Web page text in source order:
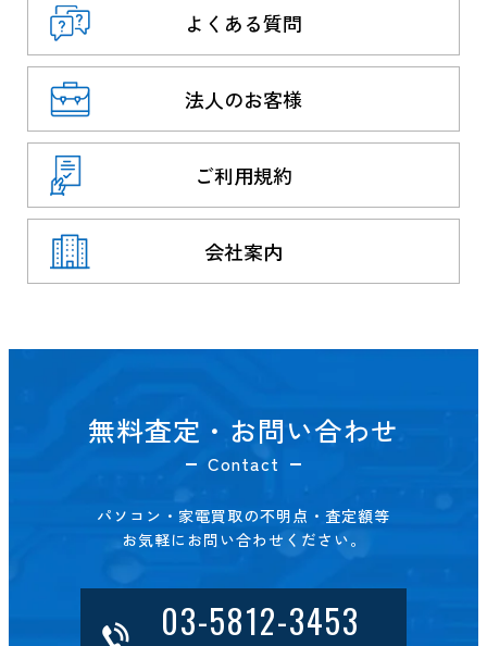
よくある質問
法人のお客様
ご利用規約
会社案内
無料査定・お問い合わせ
Contact
パソコン・家電買取の不明点・査定額等
お気軽にお問い合わせください。
03-5812-3453